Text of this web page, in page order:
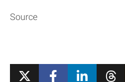
Source